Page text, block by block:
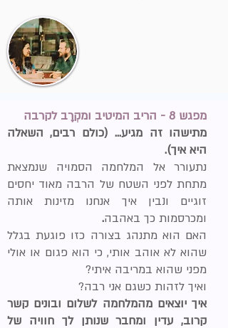
מפגש 8 - הריב המיטיב ומקְרָב לקרבה
מתישהו זה מגיע... (כולם רבים, השאלה
היא איך).
נתעורר אל המלחמה הסמויה שנמצאת
מתחת לפני השטח של הרבה מאוד יחסים
זוגיים ונבין איך אנחנו מזינות אותה
ומכרסמות כך באהבה.
האם הוא מתנהג בצורה כזו פוגעת בגלל
שהוא לא אוהב אותי, כי הוא פגום או אולי
מפני שהוא במריבה איתי?
ואיך לזהות כשגם אני רבה?
איך יוצאים מהמלחמה לשלום ובונים קשר
קרוב, עדין ומחבר שנותן לך חוויה של